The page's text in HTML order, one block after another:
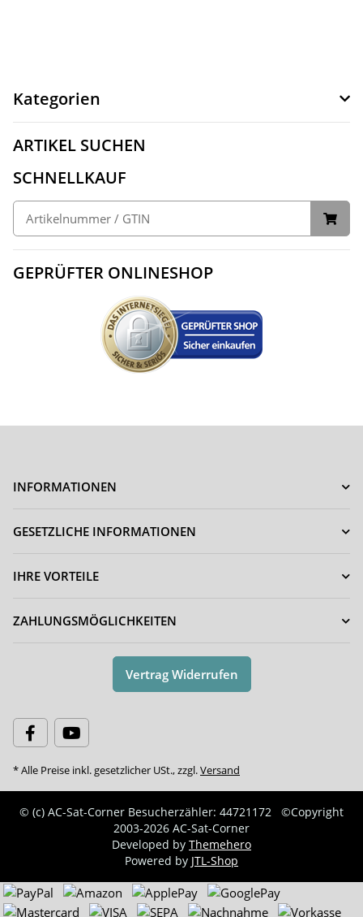
Kategorien
ARTIKEL SUCHEN
SCHNELLKAUF
GEPRÜFTER ONLINESHOP
INFORMATIONEN
GESETZLICHE INFORMATIONEN
IHRE VORTEILE
ZAHLUNGSMÖGLICHKEITEN
Vertrag Widerrufen
* Alle Preise inkl. gesetzlicher USt., zzgl.Versand
© (c) AC-Sat-Corner Besucherzähler: 44721172
©Copyright
2003-2026 AC-Sat-Corner
Developed by Themehero
Powered by JTL-Shop